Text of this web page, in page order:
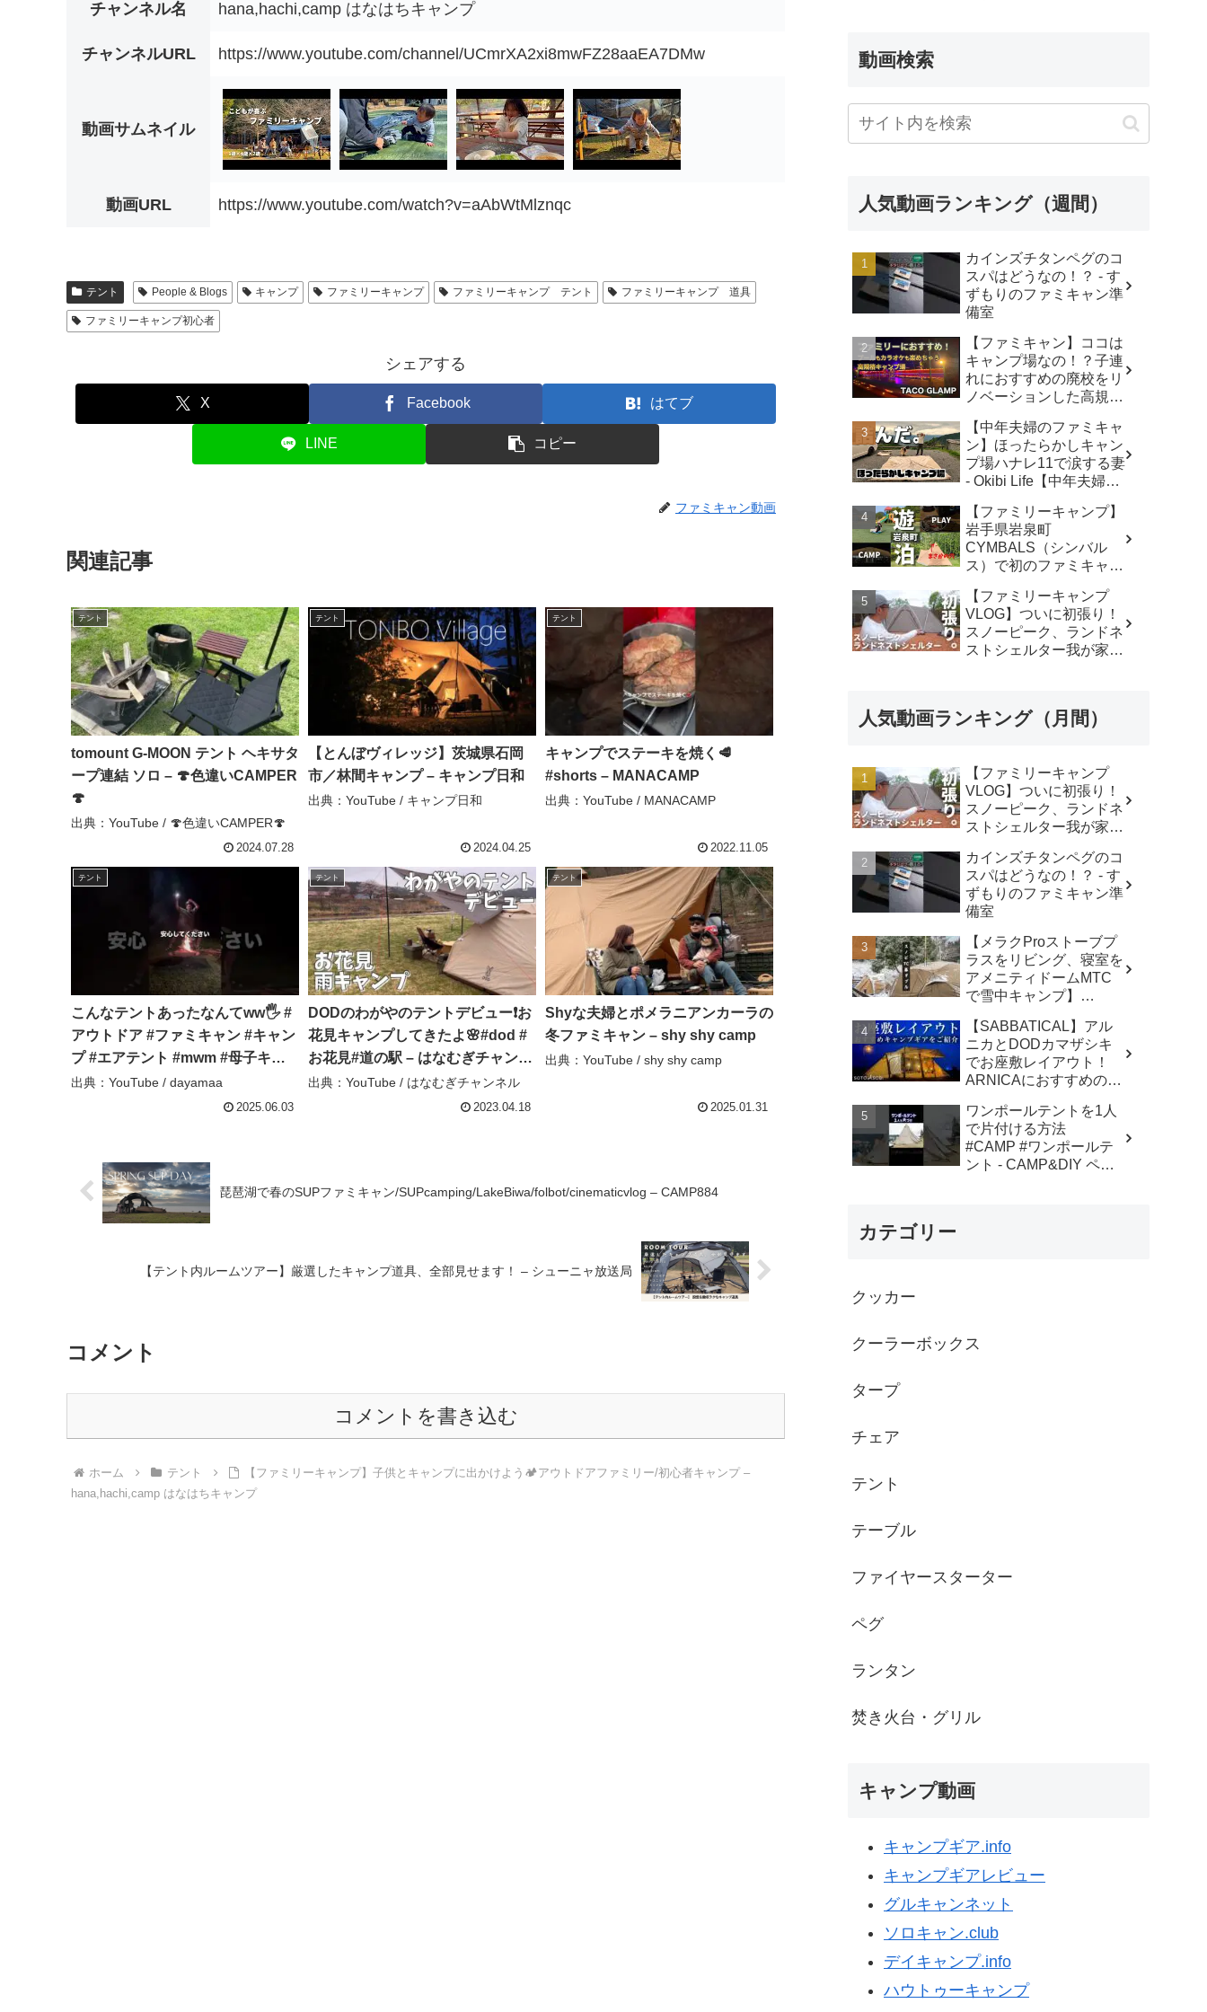
チャンネル名 hana,hachi,camp はなはちキャンプ
チャンネルURL https://www.youtube.com/channel/UCmrXA2xi8mwFZ28aaEA7DMw
動画サムネイル
動画URL https://www.youtube.com/watch?v=aAbWtMlznqc
テント People & Blogs キャンプ ファミリーキャンプ ファミリーキャンプ テント ファミリーキャンプ 道具
ファミリーキャンプ初心者
シェアする
X Facebook はてブ
LINE コピー
ファミキャン動画
関連記事
テント
tomount G-MOON テント ヘキサタ
ープ連結 ソロ – 🍄色違いCAMPER
🍄
出典：YouTube / 🍄色違いCAMPER🍄
2024.07.28
テント
【とんぼヴィレッジ】茨城県石岡
市／林間キャンプ – キャンプ日和
出典：YouTube / キャンプ日和
2024.04.25
テント
キャンプでステーキを焼く🥩
#shorts – MANACAMP
出典：YouTube / MANACAMP
2022.11.05
テント
こんなテントあったなんてww🖐️ #
アウトドア #ファミキャン #キャン
プ #エアテント #mwm #母子キャ
ンプ – dayamaa
出典：YouTube / dayamaa
2025.06.03
テント
DODのわがやのテントデビュー❗️お
花見キャンプしてきたよ🌸#dod #
お花見#道の駅 – はなむぎチャンネ
ル
出典：YouTube / はなむぎチャンネル
2023.04.18
テント
Shyな夫婦とポメラニアンカーラの
冬ファミキャン – shy shy camp
出典：YouTube / shy shy camp
2025.01.31
琵琶湖で春のSUPファミキャン/SUPcamping/LakeBiwa/folbot/cinematicvlog – CAMP884
【テント内ルームツアー】厳選したキャンプ道具、全部見せます！ – シューニャ放送局
コメント
コメントを書き込む
ホーム テント
【ファミリーキャンプ】子供とキャンプに出かけよう🏕️アウトドアファミリー/初心者キャンプ –
hana,hachi,camp はなはちキャンプ
動画検索
人気動画ランキング（週間）
カインズチタンペグのコ
スパはどうなの！？ - す
ずもりのファミキャン準
備室
【ファミキャン】ココは
キャンプ場なの！？子連
れにおすすめの廃校をリ
ノベーションした高規格
す！ - ちいさおきゃんぷ
【中年夫婦のファミキャ
ン】ほったらかしキャン
プ場ハナレ11で涙する妻
- Okibi Life【中年夫婦の
【ファミリーキャンプ】
岩手県岩泉町
CYMBALS（シンバル
ス）で初のファミキャ
まさかの穴。 -
KIMIDORI
【ファミリーキャンプ
VLOG】ついに初張り！
スノーピーク、ランドネ
ストシェルター我が家で
パハキット アウトドア
人気動画ランキング（月間）
【ファミリーキャンプ
VLOG】ついに初張り！
スノーピーク、ランドネ
ストシェルター我が家で
アビルキャンプリゾート
那須／LUMIX S5IIX - パ
パハキット アウトドア
VLOG
カインズチタンペグのコ
スパはどうなの！？ - す
ずもりのファミキャン準
備室
【メラクProストーブプ
ラスをリビング、寝室を
アメニティドームMTC
で雪中キャンプ】
#snowpeak - 坊主キャン
パー@キンボウズ
【SABBATICAL】アル
ニカとDODカマザシキ
でお座敷レイアウト！
ARNICAにおすすめのキ
キャンプ - SOTOASOBI
ワンポールテントを1人
で片付ける方法
#CAMP #ワンポールテ
ント - CAMP&DIY ペグ
カテゴリー
クッカー
クーラーボックス
タープ
チェア
テント
テーブル
ファイヤースターター
ペグ
ランタン
焚き火台・グリル
キャンプ動画
キャンプギア.info
キャンプギアレビュー
グルキャンネット
ソロキャン.club
デイキャンプ.info
ハウトゥーキャンプ